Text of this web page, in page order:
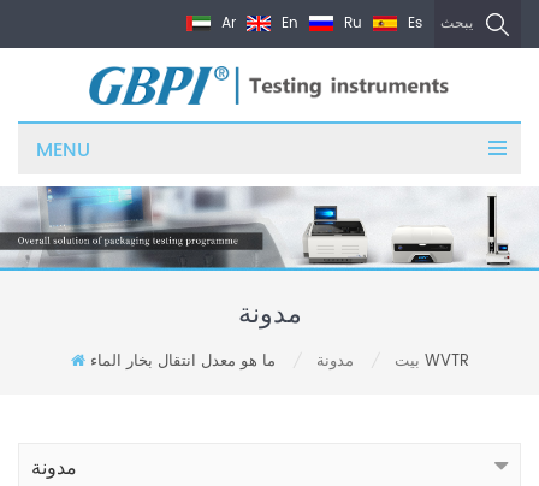
يبحث Ar En Ru Es
MENU
مدونة
بيت مدونة ما هو معدل انتقال بخار الماء WVTR
مدونة